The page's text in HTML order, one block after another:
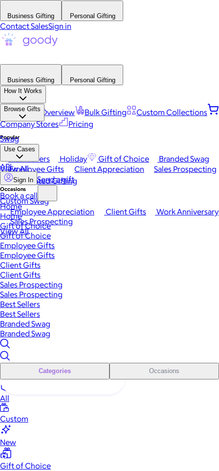
Business Gifting Personal Gifting
Contact SalesSign in
Business Gifting
Personal Gifting
How It Works
Platform Overview Bulk Gifting
Custom Collections
Company Stores
Pricing
Browse Gifts
Popular
Best Sellers Holiday Gift of Choice
Branded Swag
View All
Occasions
Employee Appreciation Client Gifts
Work Anniversary
Sales Prospecting
View All
Swag
Use Cases
Employee Gifts Client Appreciation
Sales Prospecting
Automated Gifting
Custom Swag
API
Sign In Send a gift
Book a call
Home
Home
Gift of Choice
Gift of Choice
Employee Gifts
Employee Gifts
Client Gifts
Client Gifts
Sales Prospecting
Sales Prospecting
Best Sellers
Best Sellers
Branded Swag
Branded Swag
Categories Occasions
All
Custom
New
Gift of Choice